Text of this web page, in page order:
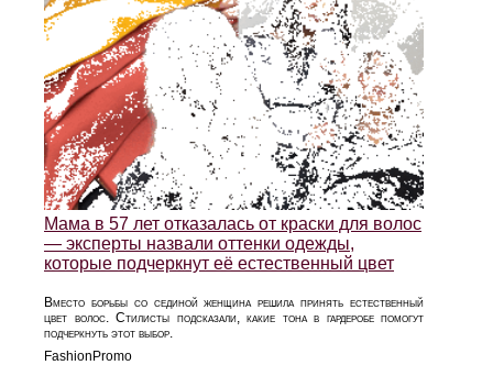
Мама в 57 лет отказалась от краски для волос
— эксперты назвали оттенки одежды,
которые подчеркнут её естественный цвет
Вместо борьбы со сединой женщина решила принять естественный
цвет волос. Стилисты подсказали, какие тона в гардеробе помогут
подчеркнуть этот выбор.
FashionPromo